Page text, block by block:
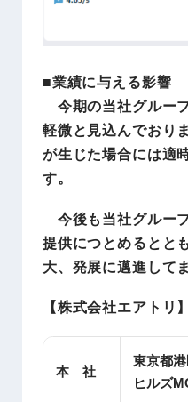
■業績に与える影響
今期の当社グルー
軽微と見込んでおり
が生じた場合には適
す。
今後も当社グルー
提供につとめるとと
大、発展に邁進して
【株式会社エアトリ】
本 社
東京都
ヒルズ